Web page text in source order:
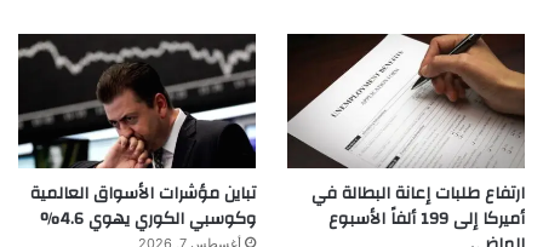
ارتفاع طلبات إعانة البطالة في
أميركا إلى 199 ألفاً الأسبوع
تباين مؤشرات الأسواق العالمية
وكوسبي الكوري يهوي 4.6%
أغسطس 7, 2026